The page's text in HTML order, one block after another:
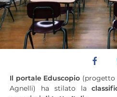
Il portale Eduscopio (progetto
Agnelli) ha stilato la